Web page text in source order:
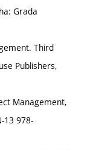
Grada
Third
Publishers,
Management,
13 978-